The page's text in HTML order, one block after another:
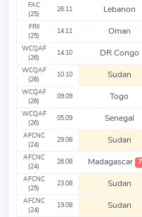
FAC
(25)
26.11 Lebanon
FRII
(25)
14.11 Oman
WCQAF
(26)
14.10 DR Congo
WCQAF
(26)
10.10 Sudan
WCQAF
(26)
09.09 Togo
WCQAF
(26)
05.09 Senegal
AFCNC
(24)
29.08 Sudan
AFCNC
(24)
26.08 Madagascar
AFCNC
(25)
23.08 Sudan
AFCNC
(24)
19.08 Sudan